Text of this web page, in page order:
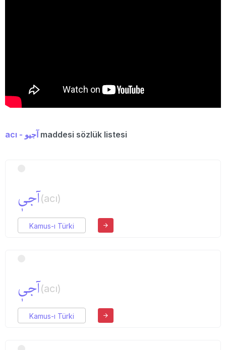
acı - آجیو maddesi sözlük listesi
آجیٖ(acı)
Kamus-ı Türki
آجیٖ(acı)
Kamus-ı Türki